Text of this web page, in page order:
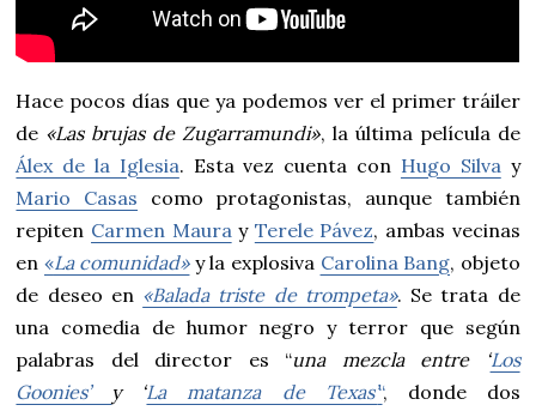
Hace pocos días que ya podemos ver el primer tráiler
de «Las brujas de Zugarramundi», la última película de
Álex de la Iglesia. Esta vez cuenta con Hugo Silvay
Mario Casas como protagonistas, aunque también
repiten Carmen Mauray Terele Pávez, ambas vecinas
en «La comunidad»y la explosiva Carolina Bang, objeto
de deseo en «Balada triste de trompeta». Se trata de
una comedia de humor negro y terror que según
palabras del director es “una mezcla entre ‘Los
Goonies’ y ‘La matanza de Texas’“, donde dos